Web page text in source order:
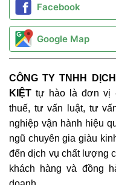
Facebook
Google Map
CÔNG TY TNHH
KIỆT tự hào là đơn vị
thuế, tư vấn luật, tư
nghiệp vận hành hiệu
ngũ chuyên gia giàu
đến dịch vụ chất lượng
khách hàng và đồng